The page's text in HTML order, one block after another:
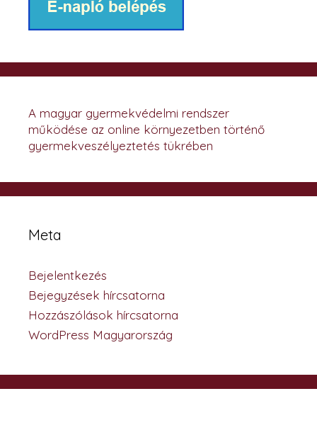
A magyar gyermekvédelmi rendszer
működése az online környezetben történő
gyermekveszélyeztetés tükrében
Meta
Bejelentkezés
Bejegyzések hírcsatorna
Hozzászólások hírcsatorna
WordPress Magyarország